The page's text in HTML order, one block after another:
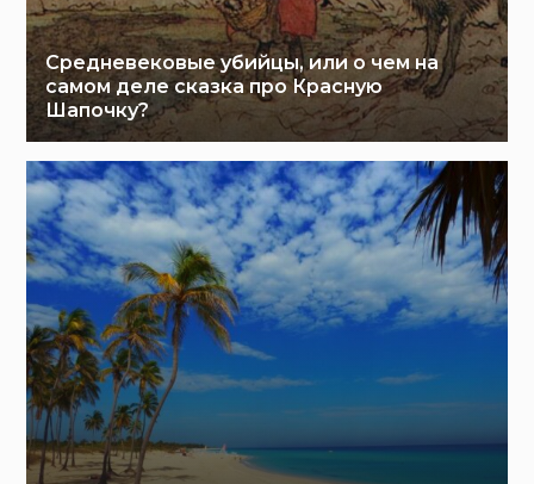
Средневековые убийцы, или о чем на
самом деле сказка про Красную
Шапочку?